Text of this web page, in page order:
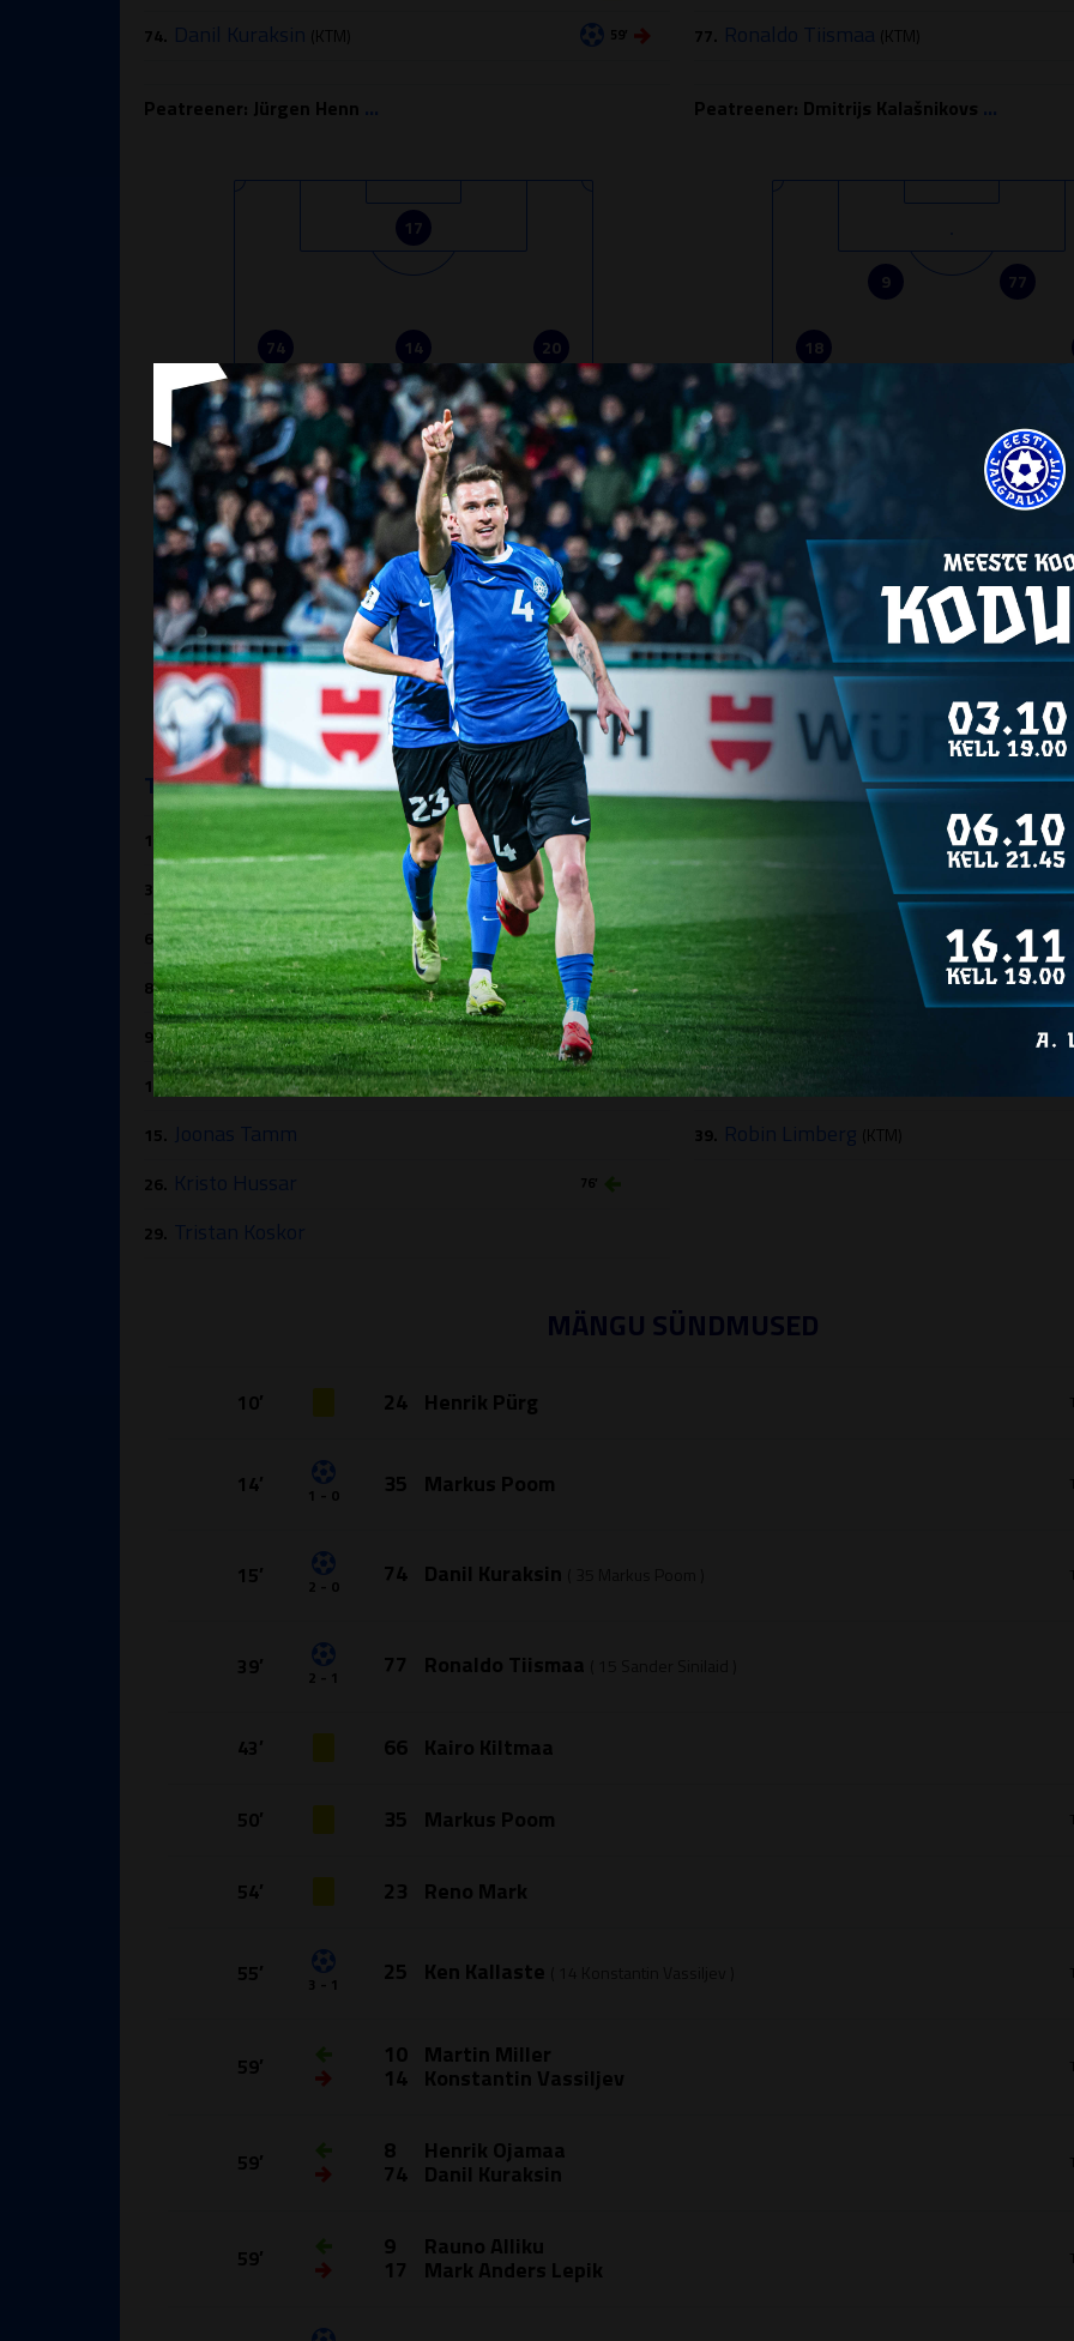
74.
59′
Danil Kuraksin (KTM)
Peatreener: Jürgen Henn ...
77. Ronaldo Tiismaa (KTM)
Peatreener: Dmitrijs Kalašnikovs ...
17
74 14 20
35 28
25
4 24
27
31
9 77
18
14 4
13
VAHETUSMÄNGIJAD
TALLINNA FC FLORA
1. Ingmar Krister Paplavskis(VV)
(KTM)
3.
Marko Lipp
6. 76′
Mihkel Järviste
8. 59′
Henrik Ojamaa(KTM)
9.
59′
Rauno Alliku(KTM)
10.
59′
Martin Miller(KTM)
15. Joonas Tamm
26. 76′
Kristo Hussar
29. Tristan Koskor
PÄRNU JK VAPRUS
21. Ahti Strati
(KTM)
(KTM)
6.
Rocco Mõtt
24. Mathias Villota
25. Luka Lukovič
27. Ranet Ristikivi
39. Robin Limberg (KTM)
MÄNGU SÜNDMUSED
10′ 24 Henrik Pürg
14′ 1 - 0 35 Markus Poom
15′ 2 - 0 74 Danil Kuraksin
39′ 2 - 1 77 Ronaldo Tiismaa
43′ 66 Kairo Kiltmaa
50′ 35 Markus Poom
54′ 23 Reno Mark
55′ 3 - 1 25 Ken Kallaste
59′ 10 Martin Miller
14 Konstantin Vassiljev
59′ 8 Henrik Ojamaa
74 Danil Kuraksin
59′ 9 Rauno Alliku
17 Mark Anders Lepik